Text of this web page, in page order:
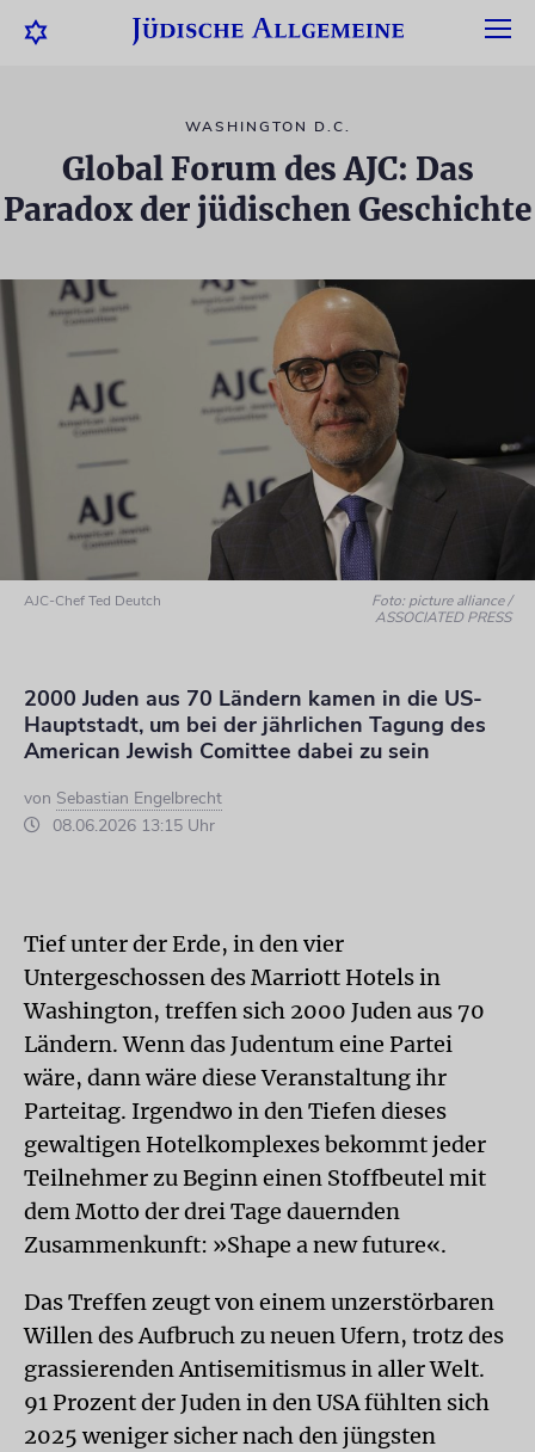
WASHINGTON D.C.
Global Forum des AJC: Das
Paradox der jüdischen Geschichte
AJC-Chef Ted Deutch
Foto: picture alliance /
ASSOCIATED PRESS
2000 Juden aus 70 Ländern kamen in die US-
Hauptstadt, um bei der jährlichen Tagung des
American Jewish Comittee dabei zu sein
von Sebastian Engelbrecht
08.06.2026 13:15 Uhr
Tief unter der Erde, in den vier
Untergeschossen des Marriott Hotels in
Washington, treffen sich 2000 Juden aus 70
Ländern. Wenn das Judentum eine Partei
wäre, dann wäre diese Veranstaltung ihr
Parteitag. Irgendwo in den Tiefen dieses
gewaltigen Hotelkomplexes bekommt jeder
Teilnehmer zu Beginn einen Stoffbeutel mit
dem Motto der drei Tage dauernden
Zusammenkunft: »Shape a new future«.
Das Treffen zeugt von einem unzerstörbaren
Willen des Aufbruch zu neuen Ufern, trotz des
grassierenden Antisemitismus in aller Welt.
91 Prozent der Juden in den USA fühlten sich
2025 weniger sicher nach den jüngsten